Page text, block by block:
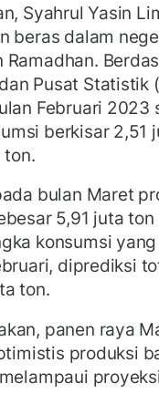
Syahrul Yasin
beras dalam
Pusat Statistik
Februari 2023
berkisar
ton.
bulan Maret
5,91 juta
konsumsi
diprediksi
ton.
panen raya
produksi